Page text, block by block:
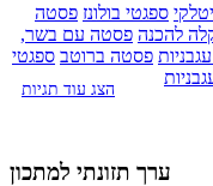
ספגטי בולונז פסטה
להכנה פסטה עם בשר,
פסטה ברוטב ספגטי
הצג עוד תגיות
ערך תזונתי למתכון